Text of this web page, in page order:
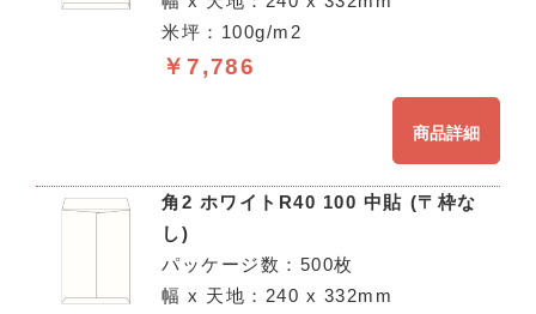
米坪：100g/m2
￥7,786
商品詳細
角2 ホワイトR40 100 中貼 (〒枠な
し)
パッケージ数：500枚
幅 x 天地：240 x 332mm